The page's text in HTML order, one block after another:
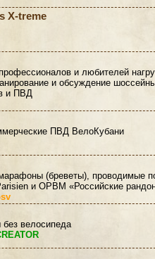
X-treme
и любителей
и обсуждение
и ПВД
ПВД ВелоКубани
(бреветы), проводимые
и ОРВМ «Российские
велосипеда